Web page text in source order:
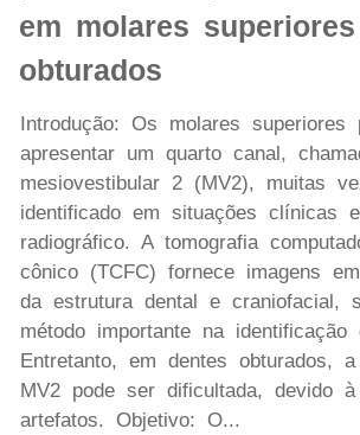
em molares superiores
obturados
Introdução: Os molares superiores
apresentar um quarto canal,
mesiovestibular 2 (MV2), muitas
identificado em situações clínicas
radiográfico. A tomografia
cônico (TCFC) fornece imagens
da estrutura dental e craniofacial,
método importante na
Entretanto, em dentes obturados,
MV2 pode ser dificultada, devido
artefatos. Objetivo: O...